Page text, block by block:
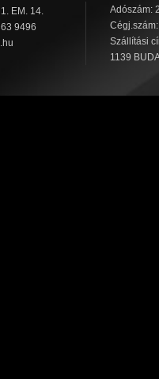
EM. 14.
9496
Adószám:
Szállítási
1139